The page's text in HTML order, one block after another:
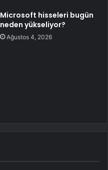
Microsoft hisseleri bugün
neden yükseliyor?
Ağustos 4, 2026